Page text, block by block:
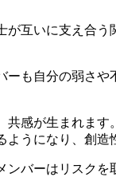
互いに支え合
も自分の弱さ
感が生まれま
うになり、創造
バーはリスクを